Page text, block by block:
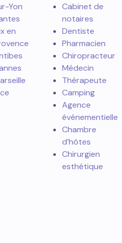
Yon
en
Cabinet de
notaires
Dentiste
Pharmacien
Chiropracteur
Médecin
Thérapeute
Camping
Agence
événementielle
Chambre
d’hôtes
Chirurgien
esthétique